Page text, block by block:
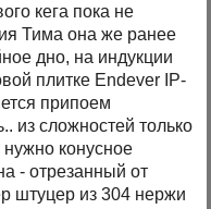
кега пока не
Тима она же ранее
дно, на индукции
плитке Endever IP-
припоем
из сложностей только
конусное
- отрезанный от
штуцер из 304 нержи